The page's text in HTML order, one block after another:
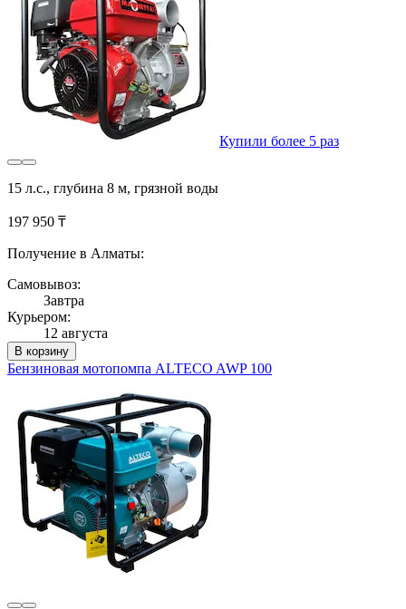
Купили более 5 раз
15 л.с., глубина 8 м, грязной воды
197 950 ₸
Получение в Алматы:
Самовывоз:
Завтра
Курьером:
12 августа
В корзину
Бензиновая мотопомпа ALTECO AWP 100